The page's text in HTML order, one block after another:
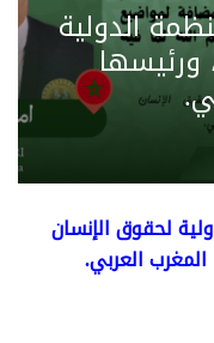
الدولية
ورئيسها
لحقوق الإنسان
العربي.